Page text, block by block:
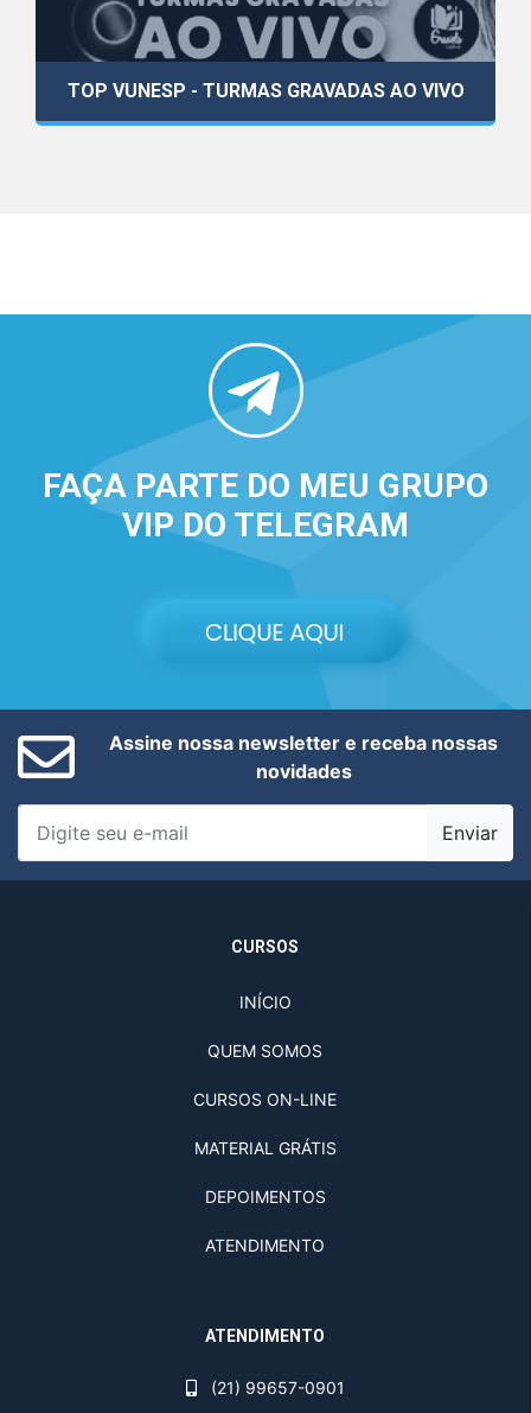
TOP VUNESP - TURMAS GRAVADAS AO VIVO
FAÇA PARTE DO MEU GRUPO
VIP DO TELEGRAM
Assine nossa newsletter e receba nossas
novidades
Enviar
CURSOS
INÍCIO
QUEM SOMOS
CURSOS ON-LINE
MATERIAL GRÁTIS
DEPOIMENTOS
ATENDIMENTO
ATENDIMENTO
(21) 99657-0901